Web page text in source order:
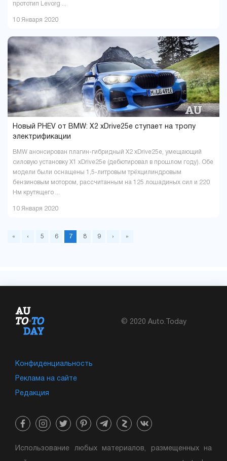
прототип Levorg ...
10 Января 2020
Новый PHEV от BMW: X2 xDrive25e ступает на тропу
электрификации
BMW анонсирован плагин-гибридный X2 xDrive25e, умещающий
силовую установку X1 xDrive25e (дебютировал в прошлом году). Обе
модели были оснащены 1,5-литровым трёхцилиндровым
бензиновым мотором, рассчитанным на 125 лошадиных сил и 220
Нм крутящего ...
10 Января 2020
« ‹ 5 6 7 8 9 › »
© 2020 Auto.Today
Конфиденциальность
Реклама на сайте
Редакция
Использование любых материалов, размещенных на